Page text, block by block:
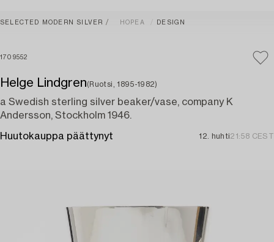
SELECTED MODERN SILVER HOPEA DESIGN
1709552
Helge Lindgren(Ruotsi, 1895-1982)
a Swedish sterling silver beaker/vase, company K
Andersson, Stockholm 1946.
Huutokauppa päättynyt 12. huhti21:58 CEST